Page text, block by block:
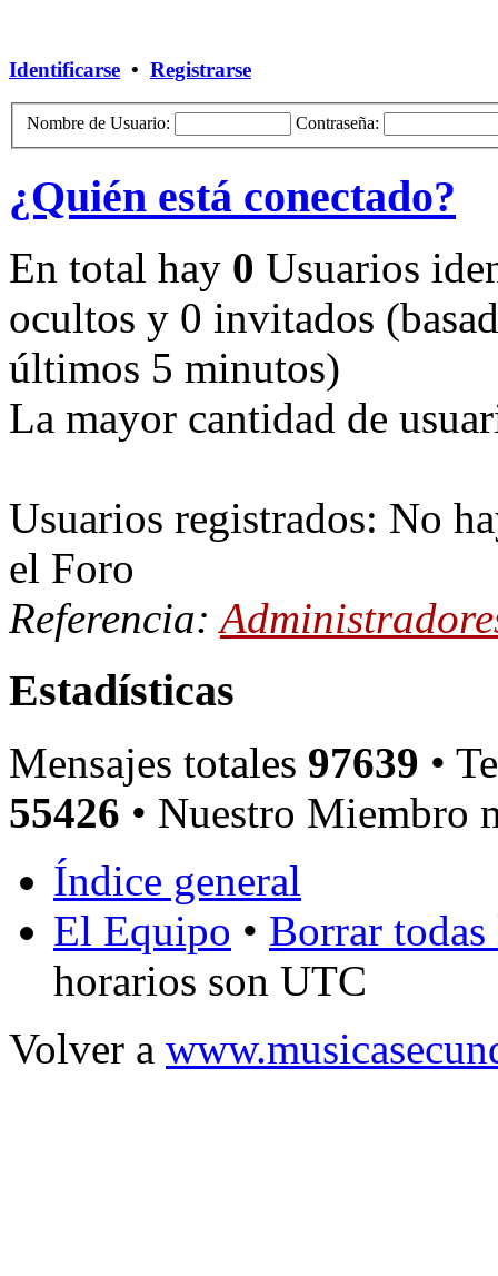
Identificarse • Registrarse
Nombre de Usuario: Contraseña:
¿Quién está conectado?
En total hay 0 Usuarios
ocultos y 0 invitados
últimos 5 minutos)
La mayor cantidad de
Usuarios registrados: No
el Foro
Referencia:
Estadísticas
Mensajes totales 97639 •
55426 • Nuestro Miembro
Índice general
El Equipo • Borrar
horarios son UTC
Volver a